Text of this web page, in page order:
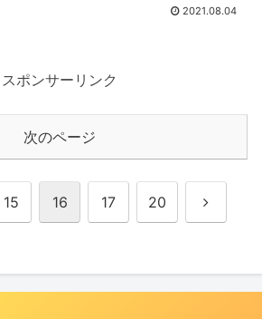
2021.08.04
スポンサーリンク
次のページ
15 16 17 20 次